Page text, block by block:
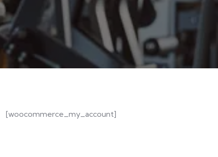
[woocommerce_my_account]